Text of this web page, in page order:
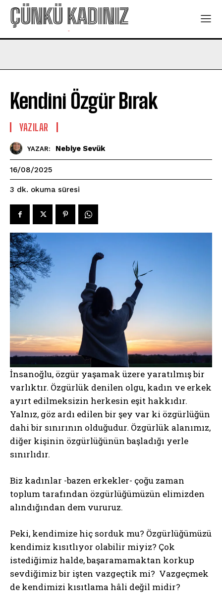
ÇÜNKÜ KADINIZ
-
Kendini Özgür Bırak
YAZILAR
YAZAR: Nebiye Sevük
16/08/2025
3 dk. okuma süresi
İnsanoğlu, özgür yaşamak üzere yaratılmış bir
varlıktır. Özgürlük denilen olgu, kadın ve erkek
ayırt edilmeksizin herkesin eşit hakkıdır.
Yalnız, göz ardı edilen bir şey var ki özgürlüğün
dahi bir sınırının olduğudur. Özgürlük alanımız,
diğer kişinin özgürlüğünün başladığı yerle
sınırlıdır.
Biz kadınlar -bazen erkekler- çoğu zaman
toplum tarafından özgürlüğümüzün elimizden
alındığından dem vururuz.
Peki, kendimize hiç sorduk mu? Özgürlüğümüzü
kendimiz kısıtlıyor olabilir miyiz? Çok
istediğimiz halde, başaramamaktan korkup
sevdiğimiz bir işten vazgeçtik mi? Vazgeçmek
de kendimizi kısıtlama hâli değil midir?